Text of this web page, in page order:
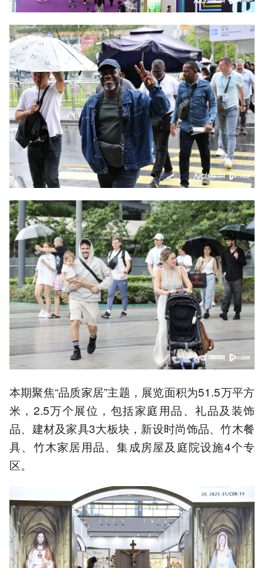
本期聚焦“品质家居”主题，展览面积为51.5万平方
米，2.5万个展位，包括家庭用品、礼品及装饰
品、建材及家具3大板块，新设时尚饰品、竹木餐
具、竹木家居用品、集成房屋及庭院设施4个专
区。